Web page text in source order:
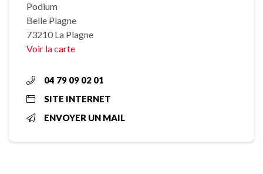
Podium
Belle Plagne
73210 La Plagne
Voir la carte
04 79 09 02 01
SITE INTERNET
ENVOYER UN MAIL